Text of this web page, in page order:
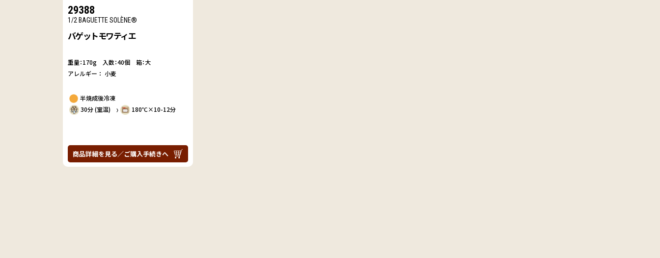
29388
1/2 BAGUETTE SOLÈNE®
バゲットモワティエ
重量：170g
入数：40個 箱：大
アレルギー： 小麦
半焼成後冷凍
30分 (室温)
〉 180℃×10-12分
商品詳細を見る／ご購入手続きへ